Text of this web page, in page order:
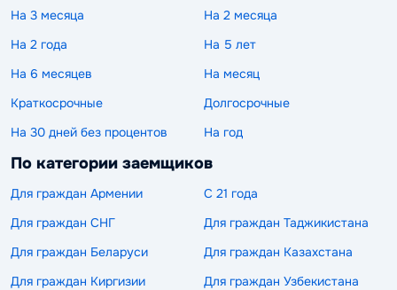
На 3 месяца
На 2 месяца
На 2 года
На 5 лет
На 6 месяцев
На месяц
Краткосрочные
Долгосрочные
На 30 дней без процентов
На год
По категории заемщиков
Для граждан Армении
С 21 года
Для граждан СНГ
Для граждан Таджикистана
Для граждан Беларуси
Для граждан Казахстана
Для граждан Киргизии
Для граждан Узбекистана